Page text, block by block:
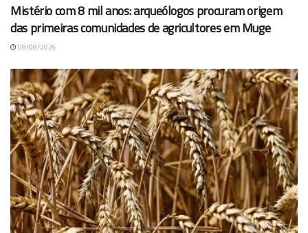
Mistério com 8 mil anos: arqueólogos procuram origem
das primeiras comunidades de agricultores em Muge
08/08/2026